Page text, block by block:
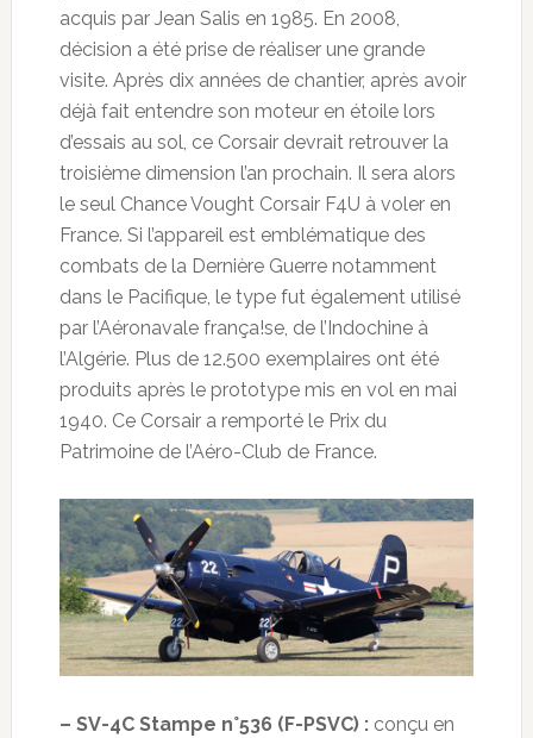
acquis par Jean Salis en 1985. En 2008,
décision a été prise de réaliser une grande
visite. Après dix années de chantier, après avoir
déjà fait entendre son moteur en étoile lors
d’essais au sol, ce Corsair devrait retrouver la
troisième dimension l’an prochain. Il sera alors
le seul Chance Vought Corsair F4U à voler en
France. Si l’appareil est emblématique des
combats de la Dernière Guerre notamment
dans le Pacifique, le type fut également utilisé
par l’Aéronavale frança!se, de l’Indochine à
l’Algérie. Plus de 12.500 exemplaires ont été
produits après le prototype mis en vol en mai
1940. Ce Corsair a remporté le Prix du
Patrimoine de l’Aéro-Club de France.
– SV-4C Stampe n°536 (F-PSVC) :conçu en